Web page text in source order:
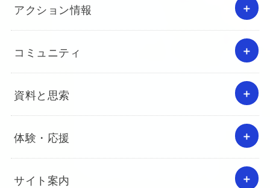
アクション情報
コミュニティ
資料と思索
体験・応援
サイト案内